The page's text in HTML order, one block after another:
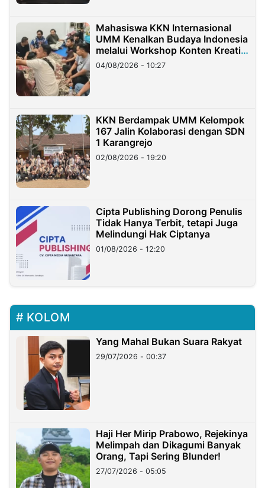
Mahasiswa KKN Internasional
UMM Kenalkan Budaya Indonesia
melalui Workshop Konten Kreatif
di Taiwan
04/08/2026 - 10:27
KKN Berdampak UMM Kelompok
167 Jalin Kolaborasi dengan SDN
1 Karangrejo
02/08/2026 - 19:20
Cipta Publishing Dorong Penulis
Tidak Hanya Terbit, tetapi Juga
Melindungi Hak Ciptanya
01/08/2026 - 12:20
KOLOM
Yang Mahal Bukan Suara Rakyat
29/07/2026 - 00:37
Haji Her Mirip Prabowo, Rejekinya
Melimpah dan Dikagumi Banyak
Orang, Tapi Sering Blunder!
27/07/2026 - 05:05